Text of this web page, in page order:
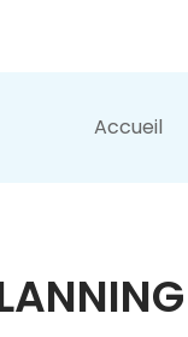
Accueil